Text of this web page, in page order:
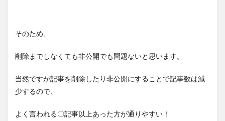
そのため、
削除までしなくても非公開でも問題ないと思います。
当然ですが記事を削除したり非公開にすることで記事数は減
少するので、
よく言われる〇記事以上あった方が通りやすい！